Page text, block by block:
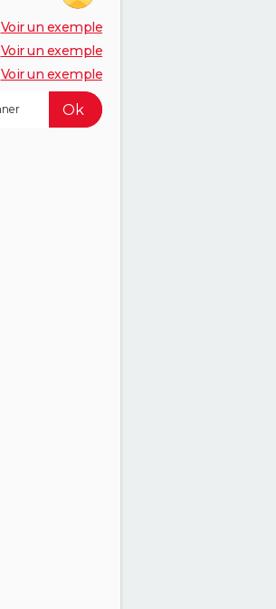
Voir un exemple
Voir un exemple
Voir un exemple